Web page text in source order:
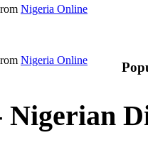
Nigeria Online
Nigeria Online